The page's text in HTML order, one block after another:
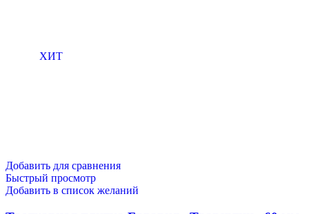
ХИТ
Добавить для сравнения
Быстрый просмотр
Добавить в список желаний